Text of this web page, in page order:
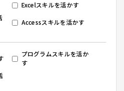
Excelスキルを活かす
Accessスキルを活かす
プログラムスキルを活か
す